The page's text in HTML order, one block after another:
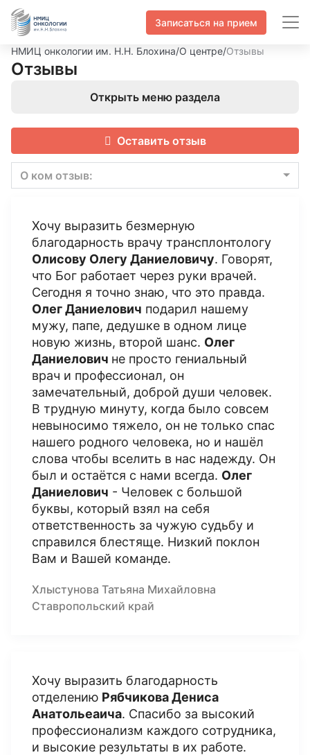
Записаться на прием
НМИЦ онкологии им. Н.Н. Блохина/О центре/Отзывы
Отзывы
Открыть меню раздела
Оставить отзыв
О ком отзыв:
Хочу выразить безмерную
благодарность врачу трансплонтологу
Олисову Олегу Даниеловичу. Говорят,
что Бог работает через руки врачей.
Сегодня я точно знаю, что это правда.
Олег Даниелович подарил нашему
мужу, папе, дедушке в одном лице
новую жизнь, второй шанс. Олег
Даниелович не просто гениальный
врач и профессионал, он
замечательный, доброй души человек.
В трудную минуту, когда было совсем
невыносимо тяжело, он не только спас
нашего родного человека, но и нашёл
слова чтобы вселить в нас надежду. Он
был и остаётся с нами всегда. Олег
Даниелович - Человек с большой
буквы, который взял на себя
ответственность за чужую судьбу и
справился блестяще. Низкий поклон
Вам и Вашей команде.
Хлыстунова Татьяна Михайловна
Ставропольский край
Хочу выразить благодарность
отделению Рябчикова Дениса
Анатольеаича. Спасибо за высокий
профессионализм каждого сотрудника,
и высокие результаты в их работе.